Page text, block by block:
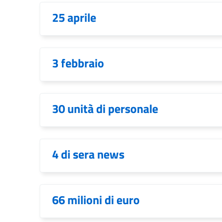
25 aprile
3 febbraio
30 unità di personale
4 di sera news
66 milioni di euro